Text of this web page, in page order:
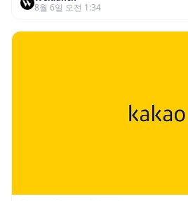
8월 6일 오전 1:34